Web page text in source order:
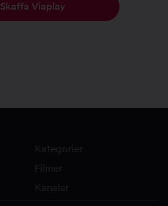
Skaffa Viaplay
Kategorier
Filmer
Kanaler